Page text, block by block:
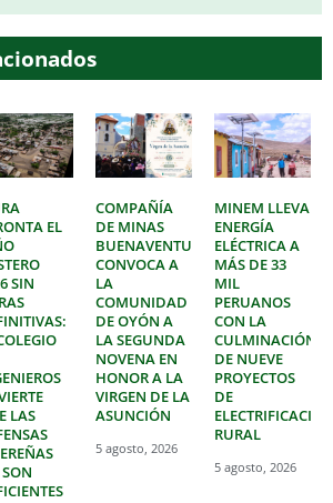
EL
SIN
LAS
COMPAÑÍA
DE MINAS
BUENAVENTURA
CONVOCA A
LA
COMUNIDAD
DE OYÓN A
LA SEGUNDA
NOVENA EN
HONOR A LA
VIRGEN DE LA
ASUNCIÓN
5 agosto, 2026
MINEM LLEVA
ENERGÍA
ELÉCTRICA A
MÁS DE 33
MIL
PERUANOS
CON LA
CULMINACIÓN
DE NUEVE
PROYECTOS
DE
ELECTRIFICACIÓN
RURAL
5 agosto, 2026